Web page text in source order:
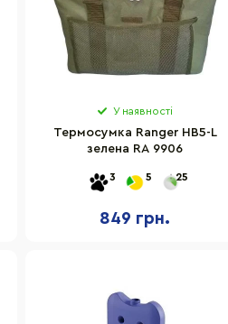
У наявності
Термосумка Ranger HB5-L
зелена RA 9906
3 5 25
849 грн.